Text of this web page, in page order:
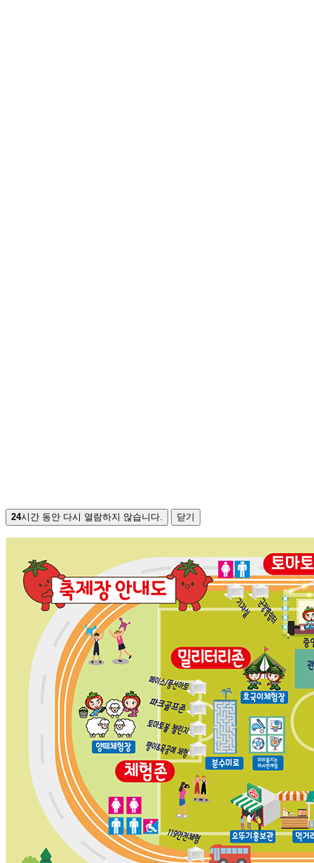
24시간 동안 다시 열람하지 않습니다. 닫기